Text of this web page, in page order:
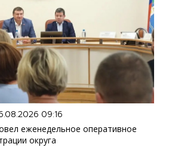
09:16
еженедельное оперативное
округа